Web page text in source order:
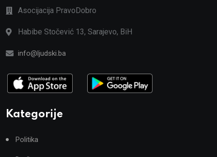
Asocijacija PravoDobro
Habibe Stočević 13, Sarajevo, BiH
info@ljudski.ba
Kategorije
Politika